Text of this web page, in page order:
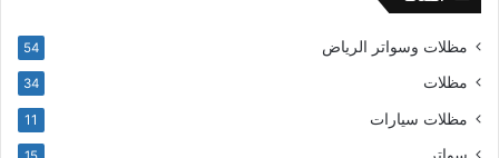
مظلات وسواتر الرياض 54
مظلات 34
مظلات سيارات 11